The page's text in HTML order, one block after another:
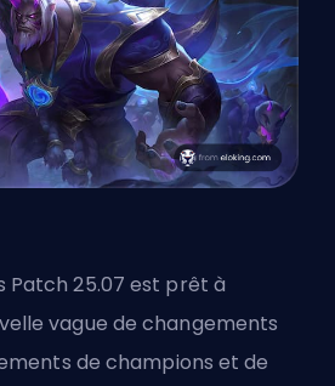
Patch25.07 est prêt à
vague de changements
de champions et de